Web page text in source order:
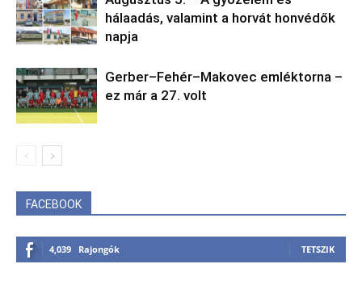
hálaadás, valamint a horvát honvédők
napja
Gerber–Fehér–Makovec emléktorna –
ez már a 27. volt
FACEBOOK
4,039 Rajongók TETSZIK